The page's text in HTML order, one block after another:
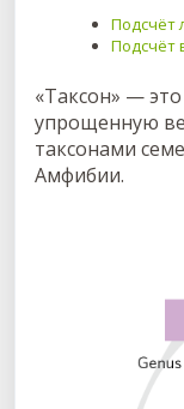
Подсчёт
Подсчёт
«Таксон» — это
упрощенную
таксонами
Амфибии.